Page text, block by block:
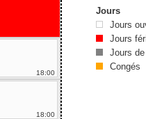
18:00
18:00
Jours
Jours
Jours
Jours
Congés